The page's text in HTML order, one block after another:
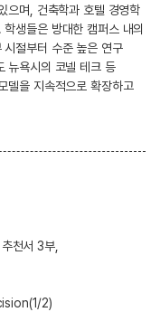
으며, 건축학과 호텔 경영학
생들은 방대한 캠퍼스 내의
절부터 수준 높은 연구
뉴욕시의 코넬 테크 등
델을 지속적으로 확장하고
천서 3부,
2)